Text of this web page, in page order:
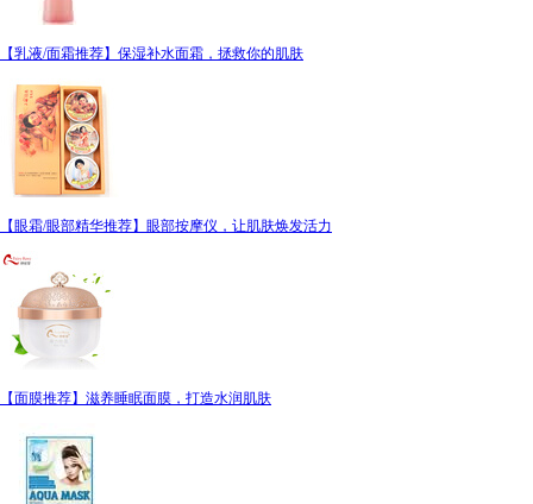
【乳液/面霜推荐】保湿补水面霜，拯救你的肌肤
【眼霜/眼部精华推荐】眼部按摩仪，让肌肤焕发活力
【面膜推荐】滋养睡眠面膜，打造水润肌肤